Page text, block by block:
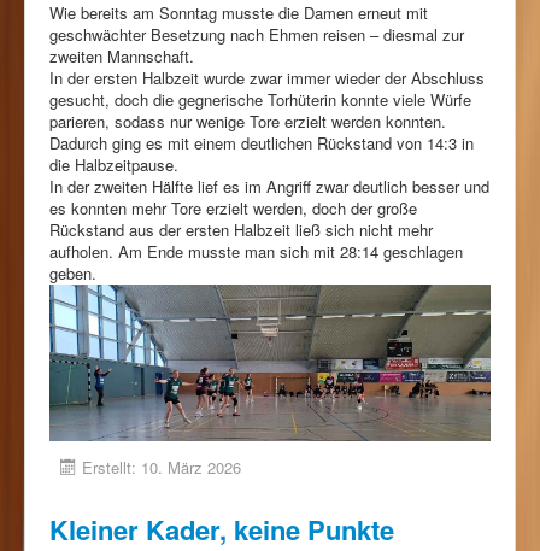
Wie bereits am Sonntag musste die Damen erneut mit
geschwächter Besetzung nach Ehmen reisen – diesmal zur
zweiten Mannschaft.
In der ersten Halbzeit wurde zwar immer wieder der Abschluss
gesucht, doch die gegnerische Torhüterin konnte viele Würfe
parieren, sodass nur wenige Tore erzielt werden konnten.
Dadurch ging es mit einem deutlichen Rückstand von 14:3 in
die Halbzeitpause.
In der zweiten Hälfte lief es im Angriff zwar deutlich besser und
es konnten mehr Tore erzielt werden, doch der große
Rückstand aus der ersten Halbzeit ließ sich nicht mehr
aufholen. Am Ende musste man sich mit 28:14 geschlagen
geben.
Erstellt: 10. März 2026
Kleiner Kader, keine Punkte